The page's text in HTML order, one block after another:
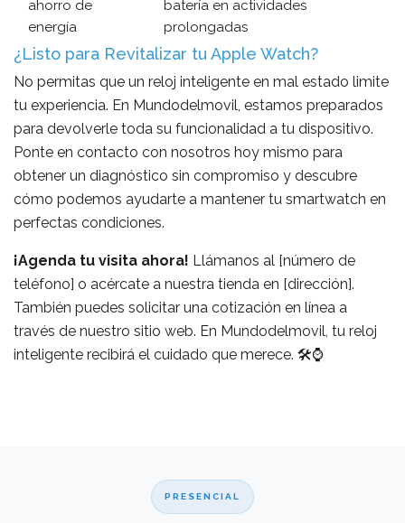
ahorro de
energía
batería en actividades
prolongadas
¿Listo para Revitalizar tu Apple Watch?
No permitas que un reloj inteligente en mal estado limite
tu experiencia. En Mundodelmovil, estamos preparados
para devolverle toda su funcionalidad a tu dispositivo.
Ponte en contacto con nosotros hoy mismo para
obtener un diagnóstico sin compromiso y descubre
cómo podemos ayudarte a mantener tu smartwatch en
perfectas condiciones.
¡Agenda tu visita ahora! Llámanos al [número de
teléfono] o acércate a nuestra tienda en [dirección].
También puedes solicitar una cotización en línea a
través de nuestro sitio web. En Mundodelmovil, tu reloj
inteligente recibirá el cuidado que merece. 🛠️⌚
PRESENCIAL